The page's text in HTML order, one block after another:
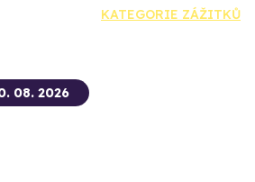
KATEGORIE ZÁŽITKŮ
08. 2026